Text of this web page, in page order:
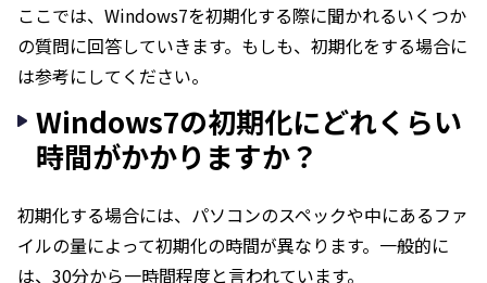
ここでは、Windows7を初期化する際に聞かれるいくつか
の質問に回答していきます。もしも、初期化をする場合に
は参考にしてください。
Windows7の初期化にどれくらい
時間がかかりますか？
初期化する場合には、パソコンのスペックや中にあるファ
イルの量によって初期化の時間が異なります。一般的に
は、30分から一時間程度と言われています。